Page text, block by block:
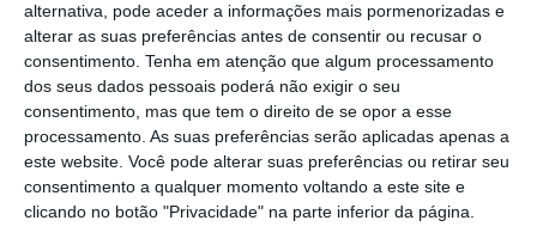
alternativa, pode aceder a informações mais pormenorizadas e
alterar as suas preferências antes de consentir ou recusar o
consentimento. Tenha em atenção que algum processamento
dos seus dados pessoais poderá não exigir o seu
consentimento, mas que tem o direito de se opor a esse
processamento. As suas preferências serão aplicadas apenas a
este website. Você pode alterar suas preferências ou retirar seu
consentimento a qualquer momento voltando a este site e
clicando no botão "Privacidade" na parte inferior da página.
É oficial: Altice compra Media Capital por 440
milhões
Se em termos de concorrência podem existir
barreiras, embora nada que os analistas
considerem excecional,há o risco de surgirem